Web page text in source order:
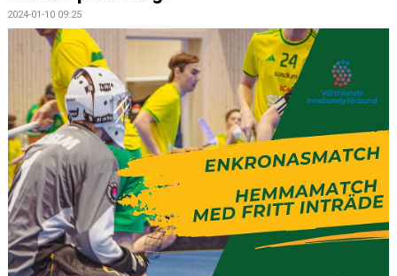
BILDGALLERI
DOKUMENT
KONTAKT
2024-01-10 09:25